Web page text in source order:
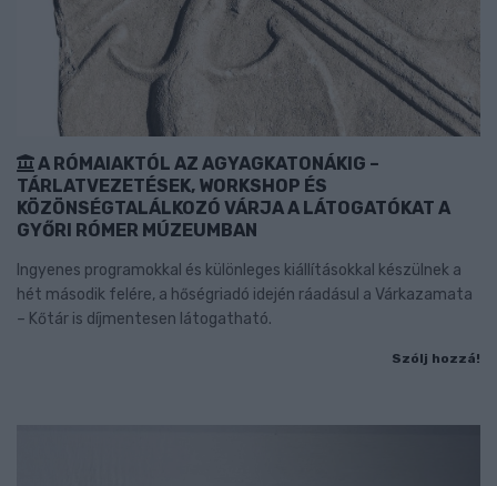
A RÓMAIAKTÓL AZ AGYAGKATONÁKIG –
TÁRLATVEZETÉSEK, WORKSHOP ÉS
KÖZÖNSÉGTALÁLKOZÓ VÁRJA A LÁTOGATÓKAT A
GYŐRI RÓMER MÚZEUMBAN
Ingyenes programokkal és különleges kiállításokkal készülnek a
hét második felére, a hőségriadó idején ráadásul a Várkazamata
– Kőtár is díjmentesen látogatható.
Szólj hozzá!